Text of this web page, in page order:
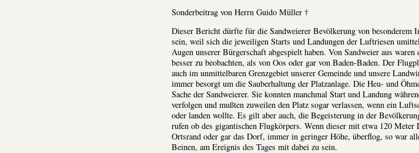
Sonderbeitrag von Herrn Guido Müller †
Dieser Bericht dürfte für die Sandweierer Bevölkerung von besonderem
sein, weil sich die jeweiligen Starts und Landungen der Luftriesen
Augen unserer Bürgerschaft abgespielt haben. Von Sandweier aus waren
besser zu beobachten, als von Oos oder gar von Baden-Baden. Der
auch im unmittelbaren Grenzgebiet unserer Gemeinde und unsere
immer besorgt um die Sauberhaltung der Platzanlage. Die Heu- und
Sache der Sandweierer. Sie konnten manchmal Start und Landung
verfolgen und mußten zuweilen den Platz sogar verlassen, wenn ein
oder landen wollte. Es gilt aber auch, die Begeisterung in der
rufen ob des gigantischen Flugkörpers. Wenn dieser mit etwa 120 Meter
Ortsrand oder gar das Dorf, immer in geringer Höhe, überflog, so war
Beinen, am Ereignis des Tages mit dabei zu sein.